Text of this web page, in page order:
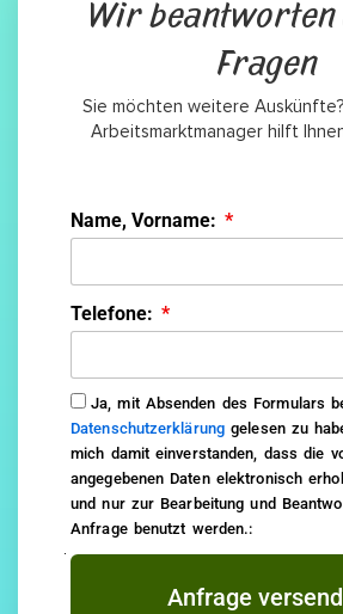
Wir
Fragen
Sie möchten weitere
Arbeitsmarktmanager hilft
Name, Vorname:
Telefone:
Ja, mit Absenden des Formulars
Datenschutzerklärung gelesen zu
mich damit einverstanden, dass die
angegebenen Daten elektronisch
und nur zur Bearbeitung und
Anfrage benutzt werden.:
Anfrage